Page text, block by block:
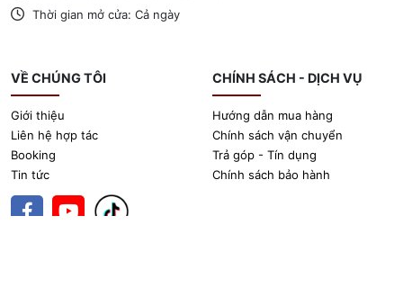
Thời gian mở cửa: Cả ngày
VỀ CHÚNG TÔI
Giới thiệu
Liên hệ hợp tác
Booking
Tin tức
CHÍNH SÁCH - DỊCH VỤ
Hướng dẫn mua hàng
Chính sách vận chuyển
Trả góp - Tín dụng
Chính sách bảo hành